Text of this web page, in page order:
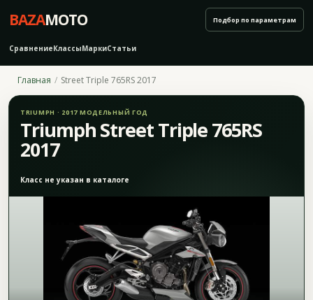
BAZAMOTO
СравнениеКлассыМаркиСтатьи
Подбор по параметрам
Главная Street Triple 765RS 2017
TRIUMPH · 2017 МОДЕЛЬНЫЙ ГОД
Triumph Street Triple 765RS
2017
Класс не указан в каталоге